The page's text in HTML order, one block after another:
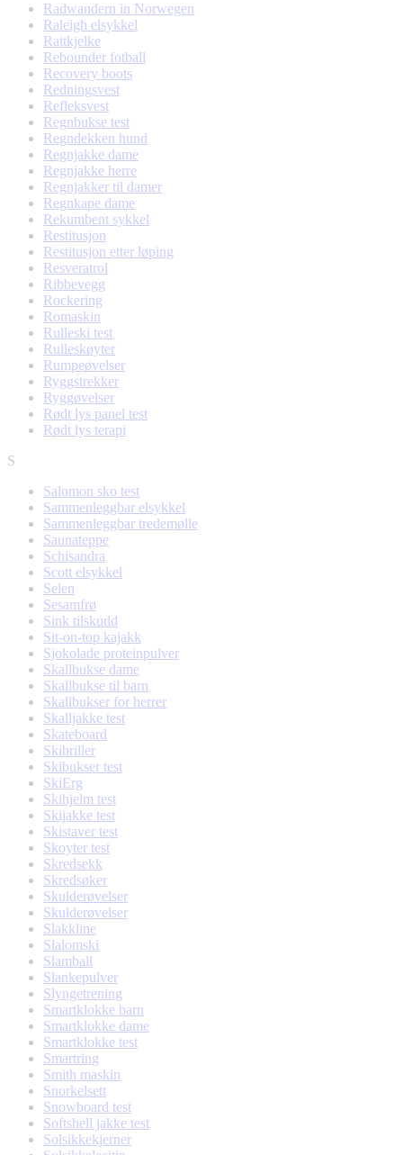
Radwandern in Norwegen
Raleigh elsykkel
Rattkjelke
Rebounder fotball
Recovery boots
Redningsvest
Refleksvest
Regnbukse test
Regndekken hund
Regnjakke dame
Regnjakke herre
Regnjakker til damer
Regnkape dame
Rekumbent sykkel
Restitusjon
Restitusjon etter løping
Resveratrol
Ribbevegg
Rockering
Romaskin
Rulleski test
Rulleskøyter
Rumpeøvelser
Ryggstrekker
Ryggøvelser
Rødt lys panel test
Rødt lys terapi
S
Salomon sko test
Sammenleggbar elsykkel
Sammenleggbar tredemølle
Saunateppe
Schisandra
Scott elsykkel
Selen
Sesamfrø
Sink tilskudd
Sit-on-top kajakk
Sjokolade proteinpulver
Skallbukse dame
Skallbukse til barn
Skallbukser for herrer
Skalljakke test
Skateboard
Skibriller
Skibukser test
SkiErg
Skihjelm test
Skijakke test
Skistaver test
Skoyter test
Skredsekk
Skredsøker
Skulderøvelser
Skulderøvelser
Slakkline
Slalomski
Slamball
Slankepulver
Slyngetrening
Smartklokke barn
Smartklokke dame
Smartklokke test
Smartring
Smith maskin
Snorkelsett
Snowboard test
Softshell jakke test
Solsikkekjerner